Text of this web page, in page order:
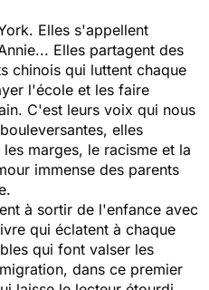
Elles s'appellent
Elles partagent des
chinois qui luttent chaque
l'école et les faire
C'est leurs voix qui nous
elles
marges, le racisme et la
immense des parents
à sortir de l'enfance avec
qui éclatent à chaque
qui font valser les
dans ce premier